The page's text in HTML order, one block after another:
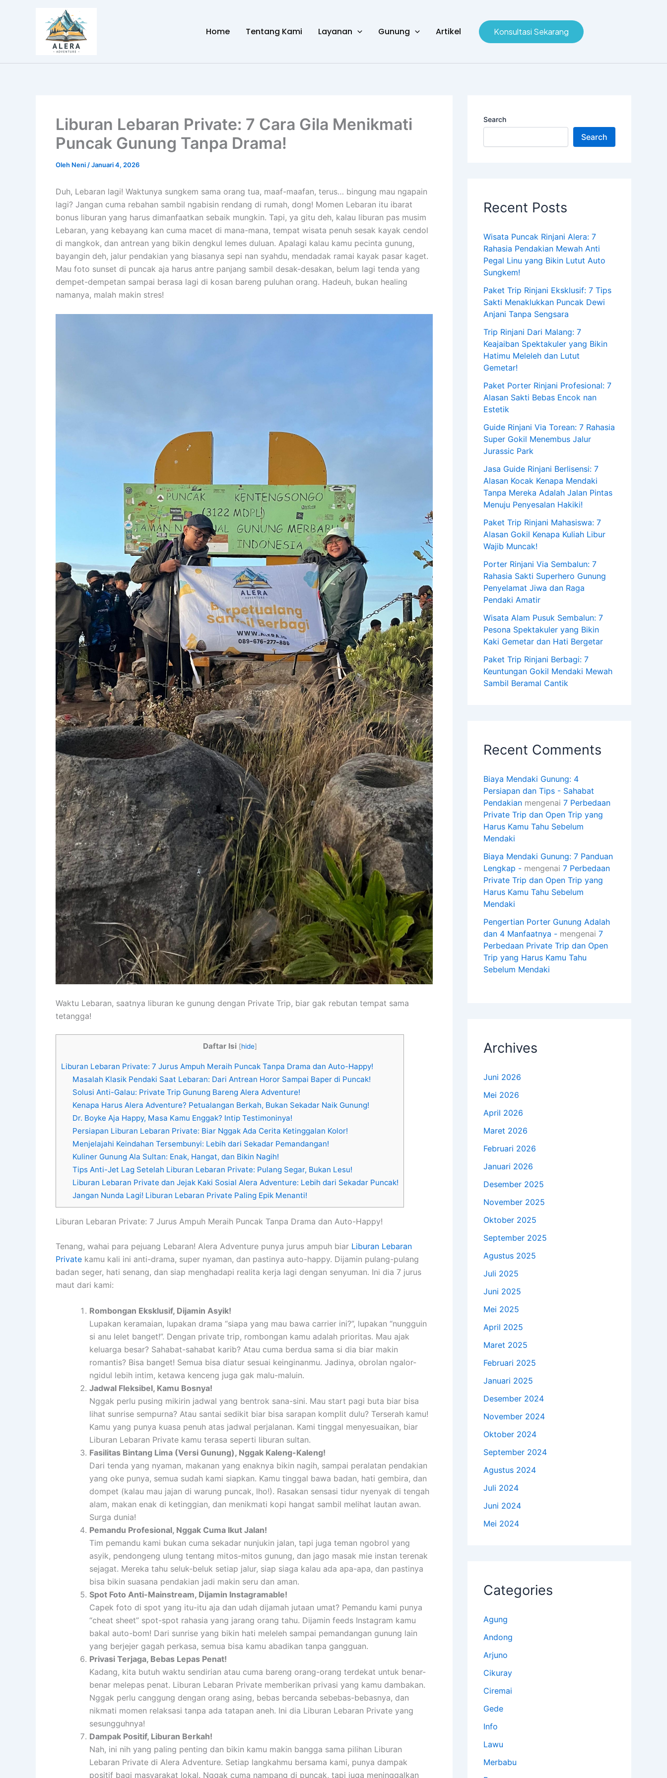
Home Tentang Kami Layanan Gunung Artikel Konsultasi Sekarang
Liburan Lebaran Private: 7 Cara Gila Menikmati
Puncak Gunung Tanpa Drama!
Oleh Neni /Januari 4, 2026
Duh, Lebaran lagi! Waktunya sungkem sama orang tua, maaf-maafan, terus… bingung mau ngapain
lagi? Jangan cuma rebahan sambil ngabisin rendang di rumah, dong! Momen Lebaran itu ibarat
bonus liburan yang harus dimanfaatkan sebaik mungkin. Tapi, ya gitu deh, kalau liburan pas musim
Lebaran, yang kebayang kan cuma macet di mana-mana, tempat wisata penuh sesak kayak cendol
di mangkok, dan antrean yang bikin dengkul lemes duluan. Apalagi kalau kamu pecinta gunung,
bayangin deh, jalur pendakian yang biasanya sepi nan syahdu, mendadak ramai kayak pasar kaget.
Mau foto sunset di puncak aja harus antre panjang sambil desak-desakan, belum lagi tenda yang
dempet-dempetan sampai berasa lagi di kosan bareng puluhan orang. Hadeuh, bukan healing
namanya, malah makin stres!
Waktu Lebaran, saatnya liburan ke gunung dengan Private Trip, biar gak rebutan tempat sama
tetangga!
Daftar Isi [hide]
Liburan Lebaran Private: 7 Jurus Ampuh Meraih Puncak Tanpa Drama dan Auto-Happy!
Masalah Klasik Pendaki Saat Lebaran: Dari Antrean Horor Sampai Baper di Puncak!
Solusi Anti-Galau: Private Trip Gunung Bareng Alera Adventure!
Kenapa Harus Alera Adventure? Petualangan Berkah, Bukan Sekadar Naik Gunung!
Dr. Boyke Aja Happy, Masa Kamu Enggak? Intip Testimoninya!
Persiapan Liburan Lebaran Private: Biar Nggak Ada Cerita Ketinggalan Kolor!
Menjelajahi Keindahan Tersembunyi: Lebih dari Sekadar Pemandangan!
Kuliner Gunung Ala Sultan: Enak, Hangat, dan Bikin Nagih!
Tips Anti-Jet Lag Setelah Liburan Lebaran Private: Pulang Segar, Bukan Lesu!
Liburan Lebaran Private dan Jejak Kaki Sosial Alera Adventure: Lebih dari Sekadar Puncak!
Jangan Nunda Lagi! Liburan Lebaran Private Paling Epik Menanti!
Liburan Lebaran Private: 7 Jurus Ampuh Meraih Puncak Tanpa Drama dan Auto-Happy!
Tenang, wahai para pejuang Lebaran! Alera Adventure punya jurus ampuh biar Liburan Lebaran
Private kamu kali ini anti-drama, super nyaman, dan pastinya auto-happy. Dijamin pulang-pulang
badan seger, hati senang, dan siap menghadapi realita kerja lagi dengan senyuman. Ini dia 7 jurus
maut dari kami:
Rombongan Eksklusif, Dijamin Asyik!
Lupakan keramaian, lupakan drama “siapa yang mau bawa carrier ini?”, lupakan “nungguin
si anu lelet banget!”. Dengan private trip, rombongan kamu adalah prioritas. Mau ajak
keluarga besar? Sahabat-sahabat karib? Atau cuma berdua sama si dia biar makin
romantis? Bisa banget! Semua bisa diatur sesuai keinginanmu. Jadinya, obrolan ngalor-
ngidul lebih intim, ketawa kenceng juga gak malu-maluin.
Jadwal Fleksibel, Kamu Bosnya!
Nggak perlu pusing mikirin jadwal yang bentrok sana-sini. Mau start pagi buta biar bisa
lihat sunrise sempurna? Atau santai sedikit biar bisa sarapan komplit dulu? Terserah kamu!
Kamu yang punya kuasa penuh atas jadwal perjalanan. Kami tinggal menyesuaikan, biar
Liburan Lebaran Private kamu terasa seperti liburan sultan.
Fasilitas Bintang Lima (Versi Gunung), Nggak Kaleng-Kaleng!
Dari tenda yang nyaman, makanan yang enaknya bikin nagih, sampai peralatan pendakian
yang oke punya, semua sudah kami siapkan. Kamu tinggal bawa badan, hati gembira, dan
dompet (kalau mau jajan di warung puncak, lho!). Rasakan sensasi tidur nyenyak di tengah
alam, makan enak di ketinggian, dan menikmati kopi hangat sambil melihat lautan awan.
Surga dunia!
Pemandu Profesional, Nggak Cuma Ikut Jalan!
Tim pemandu kami bukan cuma sekadar nunjukin jalan, tapi juga teman ngobrol yang
asyik, pendongeng ulung tentang mitos-mitos gunung, dan jago masak mie instan terenak
sejagat. Mereka tahu seluk-beluk setiap jalur, siap siaga kalau ada apa-apa, dan pastinya
bisa bikin suasana pendakian jadi makin seru dan aman.
Spot Foto Anti-Mainstream, Dijamin Instagramable!
Capek foto di spot yang itu-itu aja dan udah dijamah jutaan umat? Pemandu kami punya
“cheat sheet” spot-spot rahasia yang jarang orang tahu. Dijamin feeds Instagram kamu
bakal auto-bom! Dari sunrise yang bikin hati meleleh sampai pemandangan gunung lain
yang berjejer gagah perkasa, semua bisa kamu abadikan tanpa gangguan.
Privasi Terjaga, Bebas Lepas Penat!
Kadang, kita butuh waktu sendirian atau cuma bareng orang-orang terdekat untuk benar-
benar melepas penat. Liburan Lebaran Private memberikan privasi yang kamu dambakan.
Nggak perlu canggung dengan orang asing, bebas bercanda sebebas-bebasnya, dan
nikmati momen relaksasi tanpa ada tatapan aneh. Ini dia Liburan Lebaran Private yang
sesungguhnya!
Dampak Positif, Liburan Berkah!
Nah, ini nih yang paling penting dan bikin kamu makin bangga sama pilihan Liburan
Lebaran Private di Alera Adventure. Setiap langkahmu bersama kami, punya dampak
positif bagi masyarakat lokal. Nggak cuma nampang di puncak, tapi juga meninggalkan
Search
Search
Recent Posts
Wisata Puncak Rinjani Alera: 7
Rahasia Pendakian Mewah Anti
Pegal Linu yang Bikin Lutut Auto
Sungkem!
Paket Trip Rinjani Eksklusif: 7 Tips
Sakti Menaklukkan Puncak Dewi
Anjani Tanpa Sengsara
Trip Rinjani Dari Malang: 7
Keajaiban Spektakuler yang Bikin
Hatimu Meleleh dan Lutut
Gemetar!
Paket Porter Rinjani Profesional: 7
Alasan Sakti Bebas Encok nan
Estetik
Guide Rinjani Via Torean: 7 Rahasia
Super Gokil Menembus Jalur
Jurassic Park
Jasa Guide Rinjani Berlisensi: 7
Alasan Kocak Kenapa Mendaki
Tanpa Mereka Adalah Jalan Pintas
Menuju Penyesalan Hakiki!
Paket Trip Rinjani Mahasiswa: 7
Alasan Gokil Kenapa Kuliah Libur
Wajib Muncak!
Porter Rinjani Via Sembalun: 7
Rahasia Sakti Superhero Gunung
Penyelamat Jiwa dan Raga
Pendaki Amatir
Wisata Alam Pusuk Sembalun: 7
Pesona Spektakuler yang Bikin
Kaki Gemetar dan Hati Bergetar
Paket Trip Rinjani Berbagi: 7
Keuntungan Gokil Mendaki Mewah
Sambil Beramal Cantik
Recent Comments
Biaya Mendaki Gunung: 4
Persiapan dan Tips - Sahabat
Pendakian mengenai 7 Perbedaan
Private Trip dan Open Trip yang
Harus Kamu Tahu Sebelum
Mendaki
Biaya Mendaki Gunung: 7 Panduan
Lengkap - mengenai 7 Perbedaan
Private Trip dan Open Trip yang
Harus Kamu Tahu Sebelum
Mendaki
Pengertian Porter Gunung Adalah
dan 4 Manfaatnya - mengenai 7
Perbedaan Private Trip dan Open
Trip yang Harus Kamu Tahu
Sebelum Mendaki
Archives
Juni 2026
Mei 2026
April 2026
Maret 2026
Februari 2026
Januari 2026
Desember 2025
November 2025
Oktober 2025
September 2025
Agustus 2025
Juli 2025
Juni 2025
Mei 2025
April 2025
Maret 2025
Februari 2025
Januari 2025
Desember 2024
November 2024
Oktober 2024
September 2024
Agustus 2024
Juli 2024
Juni 2024
Mei 2024
Categories
Agung
Andong
Arjuno
Cikuray
Ciremai
Gede
Info
Lawu
Merbabu